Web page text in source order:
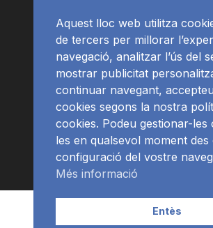
APP Programació
Aquest lloc web utilitza
de tercers per millorar
navegació, analitzar l’ús del
mostrar publicitat
continuar navegant, accepteu
cookies segons la nostra
cookies. Podeu gestionar-les
les en qualsevol moment des
configuració del vostre
Més informació
Entès